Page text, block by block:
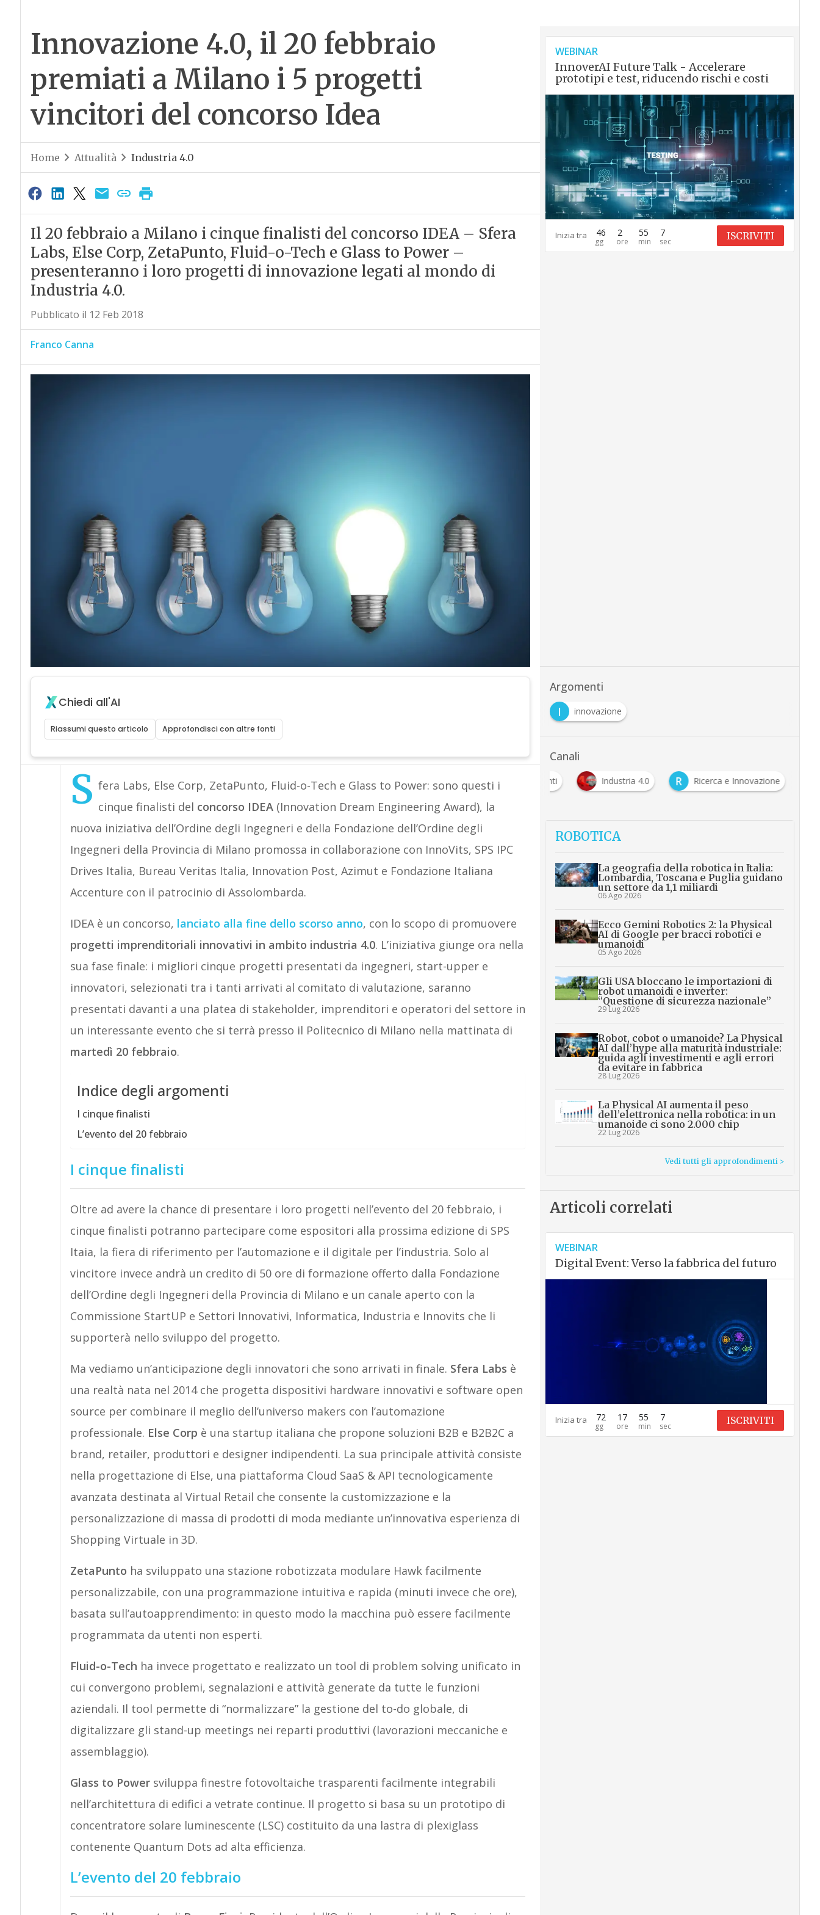
Innovazione 4.0, il 20 febbraio
premiati a Milano i 5 progetti
vincitori del concorso Idea
Home Attualità Industria 4.0
Il 20 febbraio a Milano i cinque finalisti del concorso IDEA – Sfera
Labs, Else Corp, ZetaPunto, Fluid-o-Tech e Glass to Power –
presenteranno i loro progetti di innovazione legati al mondo di
Industria 4.0.
Pubblicato il 12 Feb 2018
Franco Canna
Chiedi all'AI
Riassumi questo articolo Approfondisci con altre fonti
S fera Labs, Else Corp, ZetaPunto, Fluid-o-Tech e Glass to Power: sono questi i
cinque finalisti del concorso IDEA(Innovation Dream Engineering Award), la
nuova iniziativa dell’Ordine degli Ingegneri e della Fondazione dell’Ordine degli
Ingegneri della Provincia di Milano promossa in collaborazione con InnoVits, SPS IPC
Drives Italia, Bureau Veritas Italia, Innovation Post, Azimut e Fondazione Italiana
Accenture con il patrocinio di Assolombarda.
IDEA è un concorso, lanciato alla fine dello scorso anno, con lo scopo di promuovere
progetti imprenditoriali innovativi in ambito industria 4.0. L’iniziativa giunge ora nella
sua fase finale: i migliori cinque progetti presentati da ingegneri, start-upper e
innovatori, selezionati tra i tanti arrivati al comitato di valutazione, saranno
presentati davanti a una platea di stakeholder, imprenditori e operatori del settore in
un interessante evento che si terrà presso il Politecnico di Milano nella mattinata di
martedì 20 febbraio.
Indice degli argomenti
I cinque finalisti
L’evento del 20 febbraio
I cinque finalisti
Oltre ad avere la chance di presentare i loro progetti nell’evento del 20 febbraio, i
cinque finalisti potranno partecipare come espositori alla prossima edizione di SPS
Itaia, la fiera di riferimento per l’automazione e il digitale per l’industria. Solo al
vincitore invece andrà un credito di 50 ore di formazione offerto dalla Fondazione
dell’Ordine degli Ingegneri della Provincia di Milano e un canale aperto con la
Commissione StartUP e Settori Innovativi, Informatica, Industria e Innovits che li
supporterà nello sviluppo del progetto.
Ma vediamo un’anticipazione degli innovatori che sono arrivati in finale. Sfera Labs è
una realtà nata nel 2014 che progetta dispositivi hardware innovativi e software open
source per combinare il meglio dell’universo makers con l’automazione
professionale. Else Corp è una startup italiana che propone soluzioni B2B e B2B2C a
brand, retailer, produttori e designer indipendenti. La sua principale attività consiste
nella progettazione di Else, una piattaforma Cloud SaaS & API tecnologicamente
avanzata destinata al Virtual Retail che consente la customizzazione e la
personalizzazione di massa di prodotti di moda mediante un’innovativa esperienza di
Shopping Virtuale in 3D.
ZetaPunto ha sviluppato una stazione robotizzata modulare Hawk facilmente
personalizzabile, con una programmazione intuitiva e rapida (minuti invece che ore),
basata sull’autoapprendimento: in questo modo la macchina può essere facilmente
programmata da utenti non esperti.
Fluid-o-Tech ha invece progettato e realizzato un tool di problem solving unificato in
cui convergono problemi, segnalazioni e attività generate da tutte le funzioni
aziendali. Il tool permette di “normalizzare” la gestione del to-do globale, di
digitalizzare gli stand-up meetings nei reparti produttivi (lavorazioni meccaniche e
assemblaggio).
Glass to Powersviluppa finestre fotovoltaiche trasparenti facilmente integrabili
nell’architettura di edifici a vetrate continue. Il progetto si basa su un prototipo di
concentratore solare luminescente (LSC) costituito da una lastra di plexiglass
contenente Quantum Dots ad alta efficienza.
L’evento del 20 febbraio
WEBINAR
InnoverAI Future Talk - Accelerare
prototipi e test, riducendo rischi e costi
Inizia tra 46 2 55 6 ISCRIVITI
Argomenti
I
innovazione
Canali
A
Appuntamenti Industria 4.0 R Ricerca e Innovazione
ROBOTICA
La geografia della robotica in Italia:
Lombardia, Toscana e Puglia guidano
un settore da 1,1 miliardi
06 Ago 2026
Ecco Gemini Robotics 2: la Physical
AI di Google per bracci robotici e
umanoidi
05 Ago 2026
Gli USA bloccano le importazioni di
robot umanoidi e inverter:
“Questione di sicurezza nazionale”
29 Lug 2026
Robot, cobot o umanoide? La Physical
AI dall’hype alla maturità industriale:
guida agli investimenti e agli errori
da evitare in fabbrica
28 Lug 2026
La Physical AI aumenta il peso
dell’elettronica nella robotica: in un
umanoide ci sono 2.000 chip
22 Lug 2026
Vedi tutti gli approfondimenti >
Articoli correlati
WEBINAR
Digital Event: Verso la fabbrica del futuro
Inizia tra 72 17 55 6 ISCRIVITI